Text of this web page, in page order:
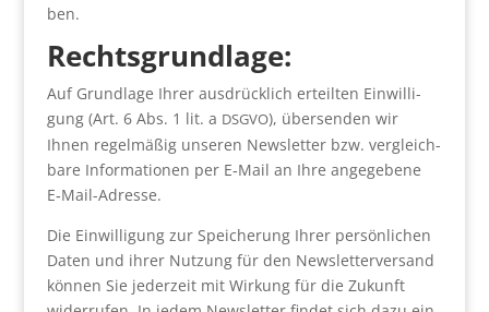
ben.
Rechts­grund­la­ge:
Auf Grund­la­ge Ihrer aus­drück­lich erteil­ten Ein­wil­li­
gung (Art. 6 Abs. 1 lit. a DSGVO), über­sen­den wir
Ihnen regel­mä­ßig unse­ren News­let­ter bzw. ver­gleich­
ba­re Infor­ma­tio­nen per E‑Mail an Ihre ange­ge­be­ne
E‑Mail-Adres­se.
Die Ein­wil­li­gung zur Spei­che­rung Ihrer per­sön­li­chen
Daten und ihrer Nut­zung für den News­let­ter­ver­sand
kön­nen Sie jeder­zeit mit Wir­kung für die Zukunft